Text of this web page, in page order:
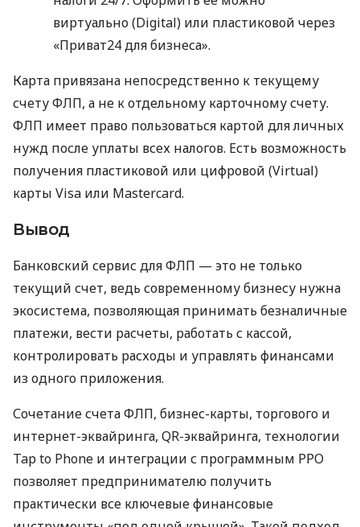
виртуально (Digital) или пластиковой через
«Приват24 для бизнеса».
Карта привязана непосредственно к текущему
счету ФЛП, а не к отдельному карточному счету.
ФЛП имеет право пользоваться картой для личных
нужд после уплаты всех налогов. Есть возможность
получения пластиковой или цифровой (Virtual)
карты Visa или Mastercard.
Вывод
Банковский сервис для ФЛП — это не только
текущий счет, ведь современному бизнесу нужна
экосистема, позволяющая принимать безналичные
платежи, вести расчеты, работать с кассой,
контролировать расходы и управлять финансами
из одного приложения.
Сочетание счета ФЛП, бизнес-карты, торгового и
интернет-эквайринга, QR-эквайринга, технологии
Tap to Phone и интеграции с программным РРО
позволяет предпринимателю получить
практически все ключевые финансовые